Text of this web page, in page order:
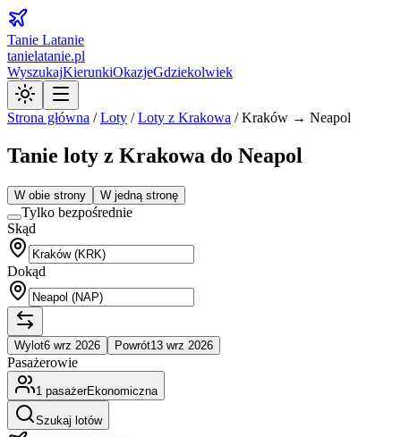
Tanie Latanie
tanielatanie.pl
WyszukajKierunkiOkazjeGdziekolwiek
Strona główna /Loty /Loty z Krakowa /Kraków → Neapol
Tanie loty z Krakowa do Neapol
W obie strony W jedną stronę
Tylko bezpośrednie
Skąd
Dokąd
Wylot6 wrz 2026 Powrót13 wrz 2026
Pasażerowie
1 pasażerEkonomiczna
Szukaj lotów